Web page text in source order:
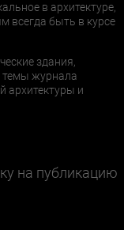
в архитектуре,
всегда быть в курсе
здания,
темы журнала
архитектуры и
на публикацию